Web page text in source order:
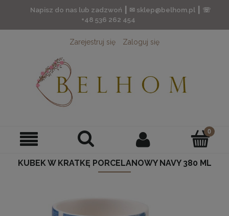
Napisz do nas lub zadzwoń ┃ ✉ sklep@belhom.pl ┃ ☏
+48 536 262 454
Zarejestruj się Zaloguj się
KUBEK W KRATKĘ PORCELANOWY NAVY 380 ML